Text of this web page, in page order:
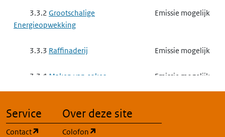
3.3.2 Grootschalige
Energieopwekking
Emissie mogelijk
3.3.3 Raffinaderij Emissie mogelijk
3.3.4 Maken van cokes Emissie mogelijk
maken van steenkool of andere
brandstoffen
Service
Contact
(opent in een nieuw tabblad)
Over deze site
Colofon